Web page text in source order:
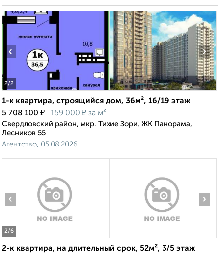
2/2
‹ ›
1-к квартира, строящийся дом, 36м², 16/19 этаж
5 708 100 ₽ 159 000 ₽ за м²
Свердловский район, мкр. Тихие Зори, ЖК Панорама,
Лесников 55
Агентство, 05.08.2026
2/6
‹ ›
2-к квартира, на длительный срок, 52м², 3/5 этаж